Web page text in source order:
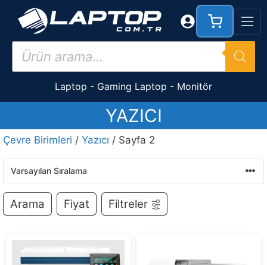
İçeriğe
Products
search
Laptop - Gaming Laptop - Monitör
YAZICI
Çevre Birimleri / Yazıcı / Sayfa 2
Arama Fiyat Filtreler